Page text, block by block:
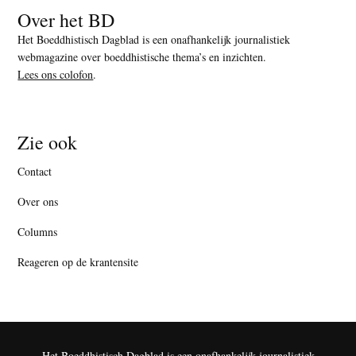
Over het BD
Het Boeddhistisch Dagblad is een onafhankelijk journalistiek
webmagazine over boeddhistische thema’s en inzichten.
Lees ons colofon.
Zie ook
Contact
Over ons
Columns
Reageren op de krantensite